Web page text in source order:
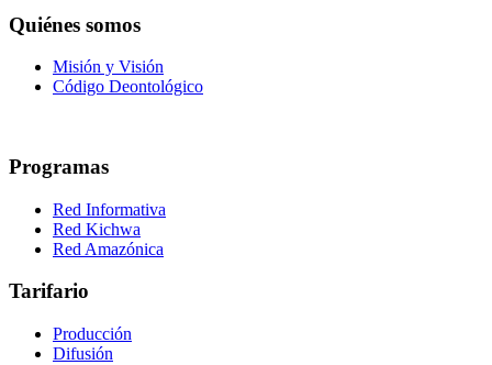
Quiénes somos
Misión y Visión
Código Deontológico
Programas
Red Informativa
Red Kichwa
Red Amazónica
Tarifario
Producción
Difusión